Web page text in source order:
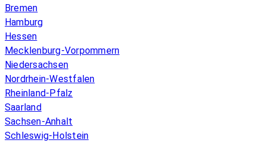
Bremen
Hamburg
Hessen
Mecklenburg-Vorpommern
Niedersachsen
Nordrhein-Westfalen
Rheinland-Pfalz
Saarland
Sachsen-Anhalt
Schleswig-Holstein